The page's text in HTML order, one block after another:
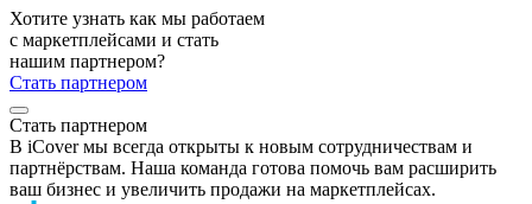
Хотите узнать как мы работаем
с маркетплейсами и стать
нашим партнером?
Стать партнером
Стать партнером
В iCover мы всегда открыты к новым сотрудничествам и
партнёрствам. Наша команда готова помочь вам расширить
ваш бизнес и увеличить продажи на маркетплейсах.